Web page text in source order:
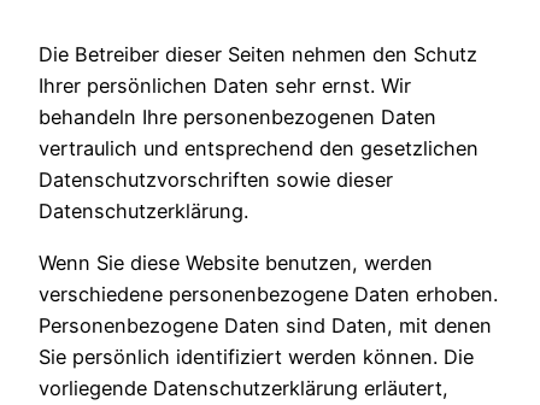
Die Betreiber dieser Seiten nehmen den Schutz
Ihrer persönlichen Daten sehr ernst. Wir
behandeln Ihre personenbezogenen Daten
vertraulich und entsprechend den gesetzlichen
Datenschutzvorschriften sowie dieser
Datenschutzerklärung.
Wenn Sie diese Website benutzen, werden
verschiedene personenbezogene Daten erhoben.
Personenbezogene Daten sind Daten, mit denen
Sie persönlich identifiziert werden können. Die
vorliegende Datenschutzerklärung erläutert,